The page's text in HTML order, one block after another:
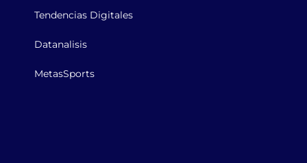
Tendencias Digitales
Datanalisis
MetasSports